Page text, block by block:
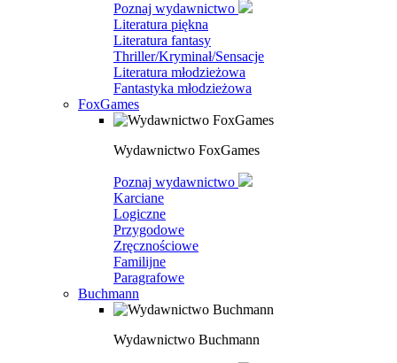
Poznaj wydawnictwo
Literatura piękna
Literatura fantasy
Thriller/Kryminał/Sensacje
Literatura młodzieżowa
Fantastyka młodzieżowa
FoxGames
Wydawnictwo FoxGames
Poznaj wydawnictwo
Karciane
Logiczne
Przygodowe
Zręcznościowe
Familijne
Paragrafowe
Buchmann
Wydawnictwo Buchmann